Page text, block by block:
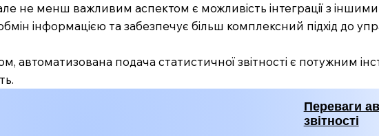
не менш важливим аспектом є можливість інтеграції з
інформацією та забезпечує більш комплексний підхід до
автоматизована подача статистичної звітності є потужним
Переваги
звітності